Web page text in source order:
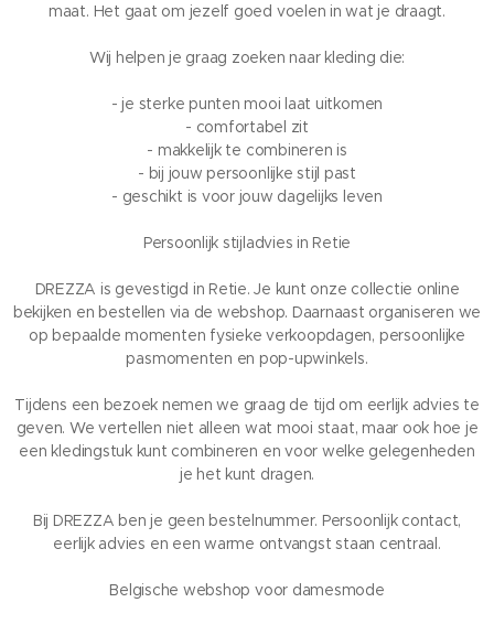
maat. Het gaat om jezelf goed voelen in wat je draagt.
Wij helpen je graag zoeken naar kleding die:
- je sterke punten mooi laat uitkomen
- comfortabel zit
- makkelijk te combineren is
- bij jouw persoonlijke stijl past
- geschikt is voor jouw dagelijks leven
Persoonlijk stijladvies in Retie
DREZZA is gevestigd in Retie. Je kunt onze collectie online
bekijken en bestellen via de webshop. Daarnaast organiseren we
op bepaalde momenten fysieke verkoopdagen, persoonlijke
pasmomenten en pop-upwinkels.
Tijdens een bezoek nemen we graag de tijd om eerlijk advies te
geven. We vertellen niet alleen wat mooi staat, maar ook hoe je
een kledingstuk kunt combineren en voor welke gelegenheden
je het kunt dragen.
Bij DREZZA ben je geen bestelnummer. Persoonlijk contact,
eerlijk advies en een warme ontvangst staan centraal.
Belgische webshop voor damesmode